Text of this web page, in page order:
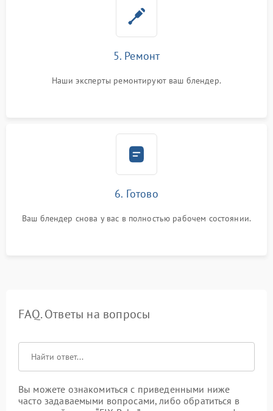
5. Ремонт
Наши эксперты ремонтируют ваш блендер.
6. Готово
Ваш блендер снова у вас в полностью рабочем состоянии.
FAQ. Ответы на вопросы
Вы можете ознакомиться с приведенными ниже
часто задаваемыми вопросами, либо обратиться в